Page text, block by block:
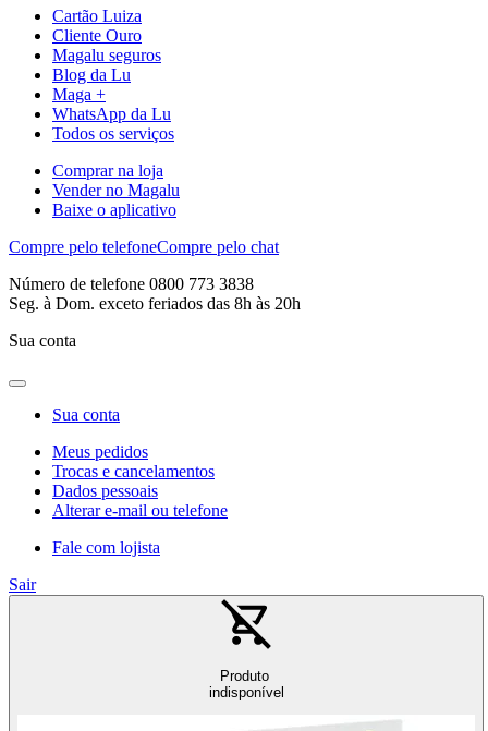
Cartão Luiza
Cliente Ouro
Magalu seguros
Blog da Lu
Maga +
WhatsApp da Lu
Todos os serviços
Comprar na loja
Vender no Magalu
Baixe o aplicativo
Compre pelo telefoneCompre pelo chat
Número de telefone 0800 773 3838
Seg. à Dom. exceto feriados das 8h às 20h
Sua conta
Sua conta
Meus pedidos
Trocas e cancelamentos
Dados pessoais
Alterar e-mail ou telefone
Fale com lojista
Sair
Produto
indisponível